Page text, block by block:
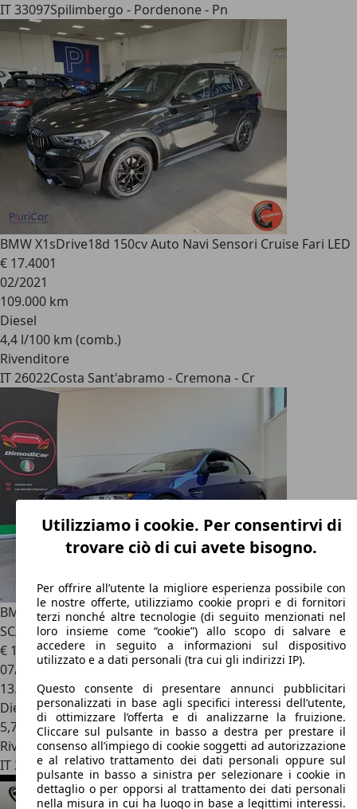
IT 33097Spilimbergo - Pordenone - Pn
BMW X1sDrive18d 150cv Auto Navi Sensori Cruise Fari LED
€ 17.4001
02/2021
109.000 km
Diesel
4,4 l/100 km (comb.)
Rivenditore
IT 26022Costa Sant'abramo - Cremona - Cr
BMW 325325d Coupe Msport AUTOMATICO 450CV
SCARICO
€ 15.900
07/2010
13.000 km
Diesel
5,7 l/100 km (comb.)
Rivenditore
IT 20072Pieve Emanuele - Milano - Mi
Utilizziamo i cookie. Per consentirvi di
trovare ciò di cui avete bisogno.
Per offrire all’utente la migliore esperienza possibile con
le nostre offerte, utilizziamo cookie propri e di fornitori
terzi nonché altre tecnologie (di seguito menzionati nel
loro insieme come “cookie”) allo scopo di salvare e
accedere in seguito a informazioni sul dispositivo
utilizzato e a dati personali (tra cui gli indirizzi IP).
Questo consente di presentare annunci pubblicitari
personalizzati in base agli specifici interessi dell’utente,
di ottimizzare l’offerta e di analizzarne la fruizione.
Cliccare sul pulsante in basso a destra per prestare il
consenso all’impiego di cookie soggetti ad autorizzazione
e al relativo trattamento dei dati personali oppure sul
pulsante in basso a sinistra per selezionare i cookie in
dettaglio o per opporsi al trattamento dei dati personali
nella misura in cui ha luogo in base a legittimi interessi.